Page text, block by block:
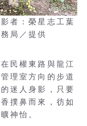
者：榮星志工葉
局／提供
民權東路與龍江
理室方向的步道
迷人身影，只要
撲鼻而來，彷如
神怡。